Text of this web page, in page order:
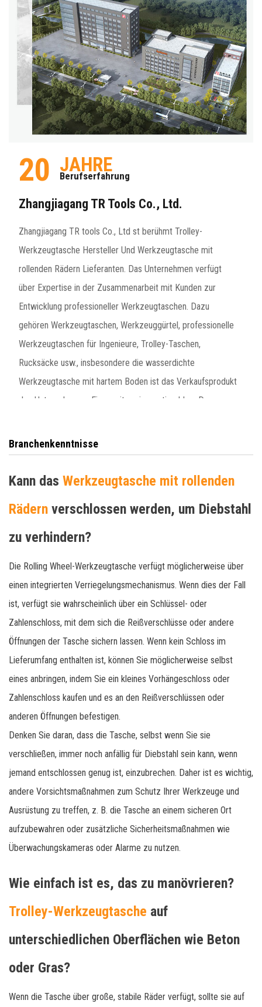
20 JAHRE
Berufserfahrung
Zhangjiagang TR Tools Co., Ltd.
Zhangjiagang TR tools Co., Ltd st berühmt Trolley-
Werkzeugtasche HerstellerUnd Werkzeugtasche mit
rollenden Rädern Lieferanten. Das Unternehmen verfügt
über Expertise in der Zusammenarbeit mit Kunden zur
Entwicklung professioneller Werkzeugtaschen. Dazu
gehören Werkzeugtaschen, Werkzeuggürtel, professionelle
Werkzeugtaschen für Ingenieure, Trolley-Taschen,
Rucksäcke usw., insbesondere die wasserdichte
Werkzeugtasche mit hartem Boden ist das Verkaufsprodukt
des Unternehmens. Eine weitere innovative Idee: Das
Japan exportiert wird. Dies ist vorteilhaft, um den Kunden
Fracht zu sparen. In den letzten 20 Jahren hat TR Tools
mehr als 100 Werkzeugtaschen-Knieschützer der Marke
Ländern geliefert.
Branchenkenntnisse
Kann das Werkzeugtasche mit rollenden
Rädern verschlossen werden, um Diebstahl
zu verhindern?
Die Rolling Wheel-Werkzeugtasche verfügt möglicherweise über
einen integrierten Verriegelungsmechanismus. Wenn dies der Fall
ist, verfügt sie wahrscheinlich über ein Schlüssel- oder
Zahlenschloss, mit dem sich die Reißverschlüsse oder andere
Öffnungen der Tasche sichern lassen. Wenn kein Schloss im
Lieferumfang enthalten ist, können Sie möglicherweise selbst
eines anbringen, indem Sie ein kleines Vorhängeschloss oder
Zahlenschloss kaufen und es an den Reißverschlüssen oder
anderen Öffnungen befestigen.
Denken Sie daran, dass die Tasche, selbst wenn Sie sie
verschließen, immer noch anfällig für Diebstahl sein kann, wenn
jemand entschlossen genug ist, einzubrechen. Daher ist es wichtig,
andere Vorsichtsmaßnahmen zum Schutz Ihrer Werkzeuge und
Ausrüstung zu treffen, z. B. die Tasche an einem sicheren Ort
aufzubewahren oder zusätzliche Sicherheitsmaßnahmen wie
Überwachungskameras oder Alarme zu nutzen.
Wie einfach ist es, das zu manövrieren?
Trolley-Werkzeugtasche auf
unterschiedlichen Oberflächen wie Beton
oder Gras?
Wenn die Tasche über große, stabile Räder verfügt, sollte sie auf